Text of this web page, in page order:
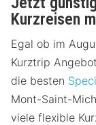
Kurzreisen
Egal ob im
Kurztrip
die besten
Mont-Saint-
viele flexible